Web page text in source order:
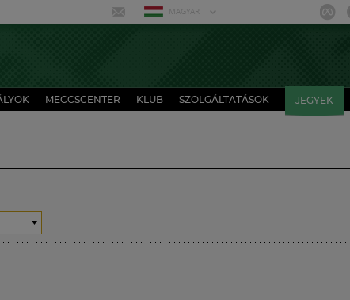
MAGYAR
MECCSCENTER KLUB SZOLGÁLTATÁSOK JEGYEK